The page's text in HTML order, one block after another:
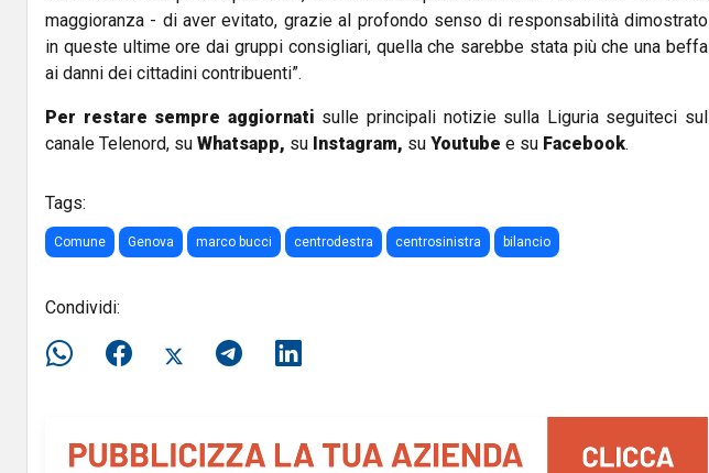
maggioranza - di aver evitato, grazie al profondo senso di responsabilità dimostrato
in queste ultime ore dai gruppi consigliari, quella che sarebbe stata più che una beffa
ai danni dei cittadini contribuenti”.
Per restare sempre aggiornati sulle principali notizie sulla Liguria seguiteci sul
canale Telenord, su Whatsapp, su Instagram, su Youtube e su Facebook.
Tags:
Comune Genova marco bucci centrodestra centrosinistra bilancio
Condividi: